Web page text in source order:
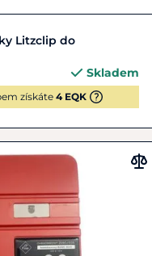
Do košíku
Litzclip do
Skladem
získáte4 EQK